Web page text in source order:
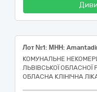
КОМУНАЛЬНЕ
ЛЬВІВСЬКОЇ ОБЛАСНОЇ
ОБЛАСНА КЛІНІЧНА